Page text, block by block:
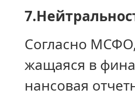
Согласно
жащаяся в
нансовая